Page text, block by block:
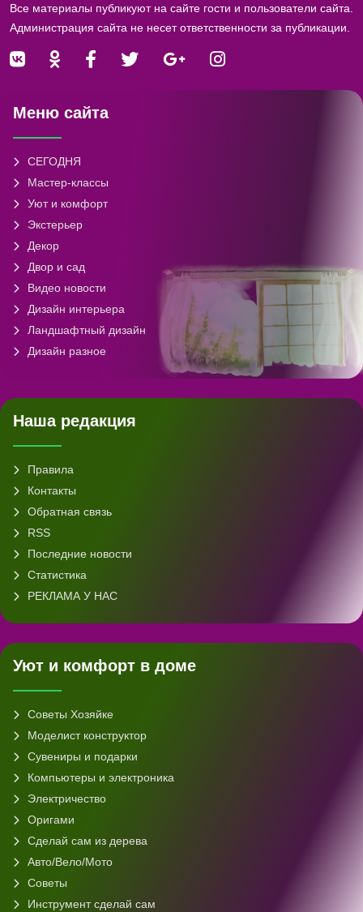
Все материалы публикуют на сайте гости и пользователи сайта.
Администрация сайта не несет ответственности за публикации.
Меню сайта
СЕГОДНЯ
Мастер-классы
Уют и комфорт
Экстерьер
Декор
Двор и сад
Видео новости
Дизайн интерьера
Ландшафтный дизайн
Дизайн разное
Наша редакция
Правила
Контакты
Обратная связь
RSS
Последние новости
Статистика
РЕКЛАМА У НАС
Уют и комфорт в доме
Советы Хозяйке
Моделист конструктор
Сувениры и подарки
Компьютеры и электроника
Электричество
Оригами
Сделай сам из дерева
Авто/Вело/Мото
Советы
Инструмент сделай сам